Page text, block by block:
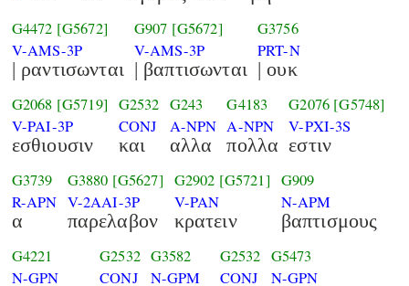
G4472 [G5672]
V-AMS-3P
| ραντισωνται
G907 [G5672]
V-AMS-3P
| βαπτισωνται
G3756
PRT-N
| ουκ
G2068 [G5719]
V-PAI-3P
εσθιουσιν
G2532
CONJ
και
G243
A-NPN
αλλα
G4183
A-NPN
πολλα
G2076 [G5748]
V-PXI-3S
εστιν
G3739
R-APN
α
G3880 [G5627]
V-2AAI-3P
παρελαβον
G2902 [G5721]
V-PAN
κρατειν
G909
N-APM
βαπτισμους
G4221
N-GPN
G2532
CONJ
G3582
N-GPM
G2532
CONJ
G5473
N-GPN